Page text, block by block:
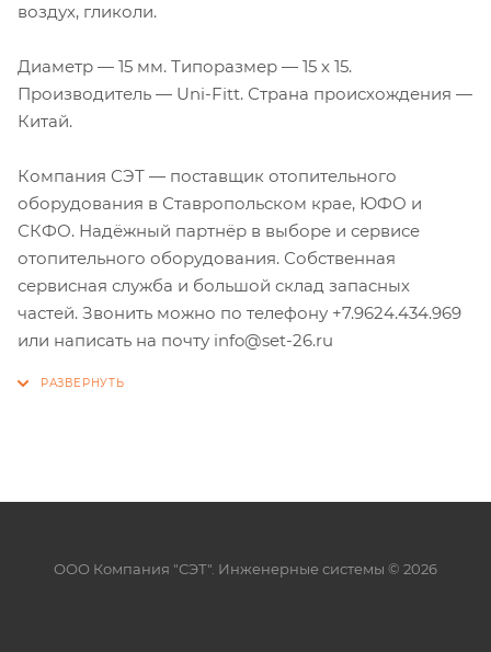
воздух, гликоли.
Диаметр — 15 мм. Типоразмер — 15 х 15.
Производитель — Uni-Fitt. Страна происхождения —
Китай.
Компания СЭТ — поставщик отопительного
оборудования в Ставропольском крае, ЮФО и
СКФО. Надёжный партнёр в выборе и сервисе
отопительного оборудования. Собственная
сервисная служба и большой склад запасных
частей. Звонить можно по телефону +7.9624.434.969
или написать на почту info@set-26.ru
ООО Компания "СЭТ". Инженерные системы © 2026